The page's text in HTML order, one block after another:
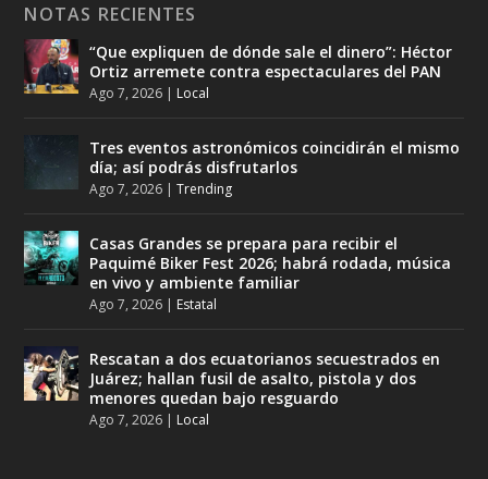
NOTAS RECIENTES
“Que expliquen de dónde sale el dinero”: Héctor
Ortiz arremete contra espectaculares del PAN
Ago 7, 2026 | Local
Tres eventos astronómicos coincidirán el mismo
día; así podrás disfrutarlos
Ago 7, 2026 |Trending
Casas Grandes se prepara para recibir el
Paquimé Biker Fest 2026; habrá rodada, música
en vivo y ambiente familiar
Ago 7, 2026 | Estatal
Rescatan a dos ecuatorianos secuestrados en
Juárez; hallan fusil de asalto, pistola y dos
menores quedan bajo resguardo
Ago 7, 2026 | Local